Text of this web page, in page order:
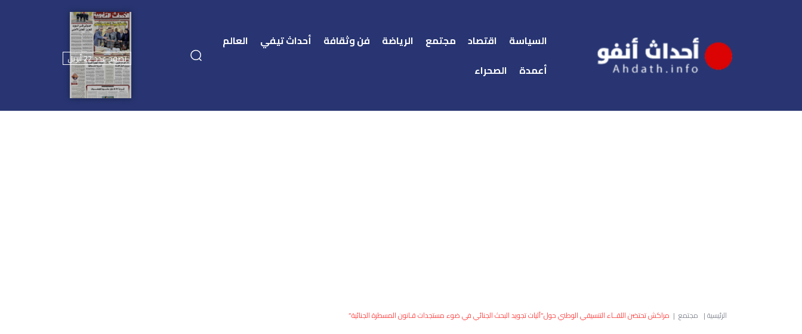
السياسة اقتصاد مجتمع الرياضة فن وثقافة أحداث تيفي
العالم
أعمدة
الصحراء
تصفح عدد 22 أبريل
الرئيسية| مجتمع | مراكش تحتضن اللقــاء التنسيقي الوطني حول”آليات تجويد البحث الجنائي في ضوء مستجدات قـانون المسطرة الجنائية”